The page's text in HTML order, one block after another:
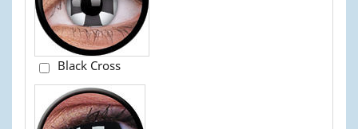
Black Cross